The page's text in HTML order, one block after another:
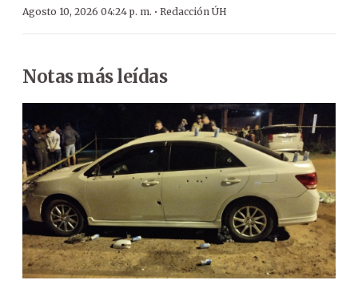
Agosto 10, 2026 04:24 p. m. · Redacción ÚH
Notas más leídas